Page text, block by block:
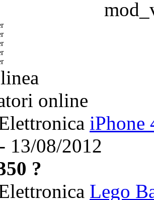
online
iPhone
13/08/2012
?
Lego